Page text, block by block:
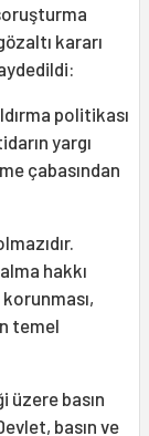
kararı
politikası
yargı
çabasından
hakkı
temel
üzere basın
basın ve